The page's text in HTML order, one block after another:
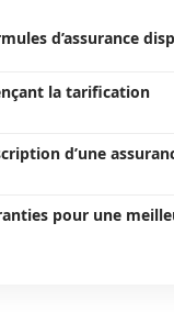
d’assurance
la tarification
d’une
pour une